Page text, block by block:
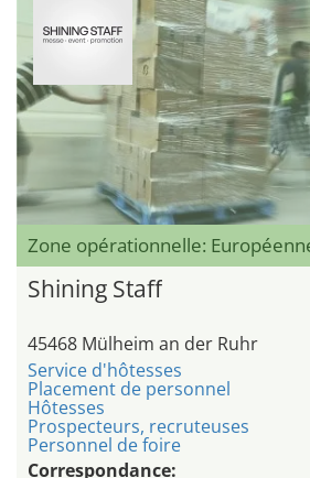
Zone opérationnelle:
Shining Staff
45468 Mülheim an der Ruhr
Service d'hôtesses
Placement de personnel
Hôtesses
Prospecteurs, recruteuses
Personnel de foire
Correspondance: